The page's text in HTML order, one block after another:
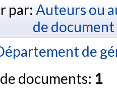
par: Auteurs ou
de document
de
documents: 1